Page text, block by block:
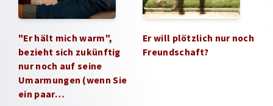
"Er hält mich warm",
bezieht sich zukünftig
nur noch auf seine
Umarmungen (wenn Sie
ein paar…
Er will plötzlich nur noch
Freundschaft?